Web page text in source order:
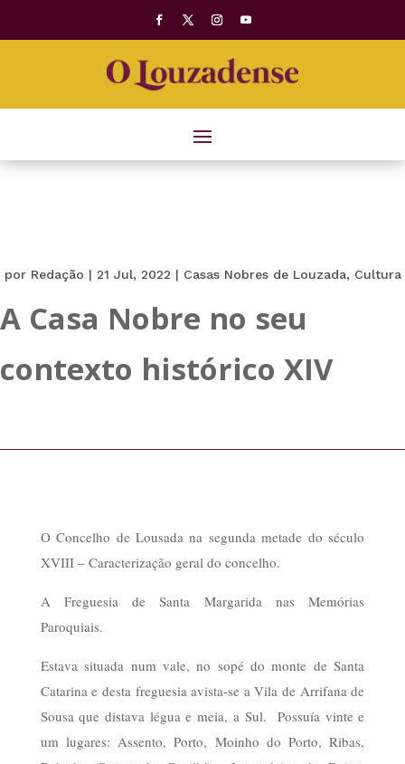
por Redação | 21 Jul, 2022 | Casas Nobres de Louzada, Cultura
A Casa Nobre no seu
contexto histórico XIV
O Concelho de Lousada na segunda metade do século
XVIII – Caracterização geral do concelho.
A Freguesia de Santa Margarida nas Memórias
Paroquiais.
Estava situada num vale, no sopé do monte de Santa
Catarina e desta freguesia avista-se a Vila de Arrifana de
Sousa que distava légua e meia, a Sul.
Possuía vinte e
um lugares: Assento, Porto, Moinho do Porto, Ribas,